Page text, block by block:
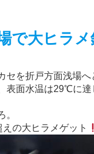
で大ヒラ
を折戸方面浅場へ
表面水温は29℃に
。
の大ヒラメゲット